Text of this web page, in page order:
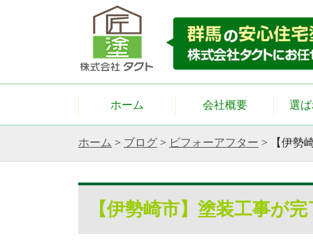
ホーム 会社概要 選
ホーム > ブログ > ビフォーアフター > 【伊勢
【伊勢崎市】塗装工事が